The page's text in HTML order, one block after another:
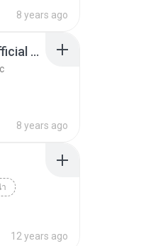
8 years ago
Tribo da Periferia - Imprevisível (Official Music
8 years ago
12 years ago